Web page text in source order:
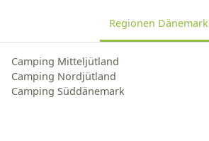
Regionen Dänemark
Camping Mitteljütland
Camping Nordjütland
Camping Süddänemark